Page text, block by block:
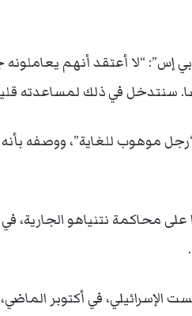
إس”: “لا أعتقد أنهم
سنتدخل في ذلك لمساعدته
موهوب للغاية”، ووصفه
محاكمة نتنياهو الجارية، في
الإسرائيلي، في أكتوبر